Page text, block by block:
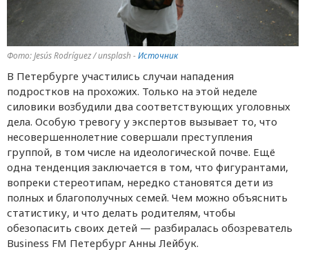
Фото: Jesús Rodríguez / unsplash -Источник
В Петербурге участились случаи нападения
подростков на прохожих. Только на этой неделе
силовики возбудили два соответствующих уголовных
дела. Особую тревогу у экспертов вызывает то, что
несовершеннолетние совершали преступления
группой, в том числе на идеологической почве. Ещё
одна тенденция заключается в том, что фигурантами,
вопреки стереотипам, нередко становятся дети из
полных и благополучных семей. Чем можно объяснить
статистику, и что делать родителям, чтобы
обезопасить своих детей — разбиралась обозреватель
Business FM Петербург Анны Лейбук.